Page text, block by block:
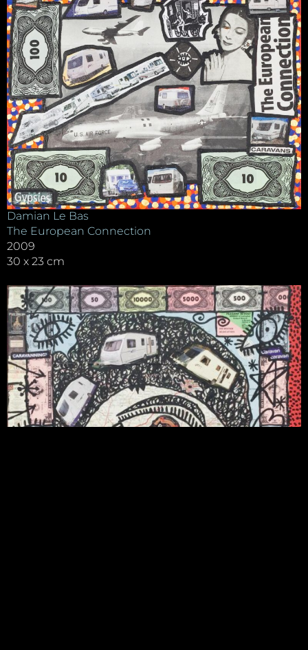
Damian Le Bas
The European Connection
2009
30 x 23 cm